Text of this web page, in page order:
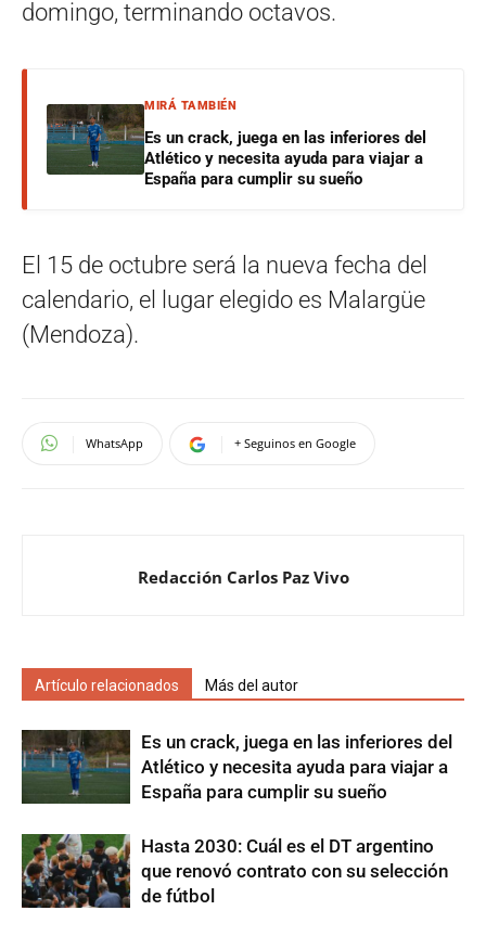
domingo, terminando octavos.
MIRÁ TAMBIÉN
Es un crack, juega en las inferiores del
Atlético y necesita ayuda para viajar a
España para cumplir su sueño
El 15 de octubre será la nueva fecha del
calendario, el lugar elegido es Malargüe
(Mendoza).
WhatsApp + Seguinos en Google
Redacción Carlos Paz Vivo
Artículo relacionados Más del autor
Es un crack, juega en las inferiores del
Atlético y necesita ayuda para viajar a
España para cumplir su sueño
Hasta 2030: Cuál es el DT argentino
que renovó contrato con su selección
de fútbol